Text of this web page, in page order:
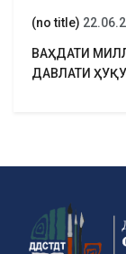
(no title)
ВАҲДАТИ
ДАВЛАТИ